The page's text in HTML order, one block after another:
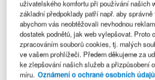
Pořadatel respektuje soukromí
údaje jsou shromažďovány,
pro účely soutěže, a to v souladu s
ochraně osobních údajů ČR.
kroky, aby zajistil dodržování
pravidla pro ochranu osobních
uživatelského komfortu při používání našich
základní předpoklady patří např. aby správně
abychom vás neobtěžovali nevhodnou
dostatek podnětů, jak web vylepšovat. Proto
zpracováním souborů cookies, tj. malých
ve vašem prohlížeči. Předem děkujeme za
ke zlepšování našich služeb a přizpůsobení
míru. Oznámení o ochraně osobních